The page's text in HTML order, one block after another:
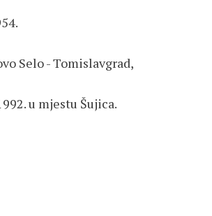
Selo - Tomislavgrad,
u mjestu Šujica.